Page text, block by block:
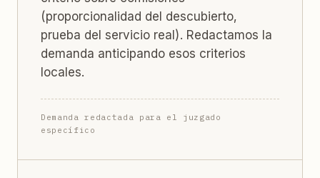
(proporcionalidad del descubierto,
prueba del servicio real). Redactamos la
demanda anticipando esos criterios
locales.
Demanda redactada para el juzgado
específico